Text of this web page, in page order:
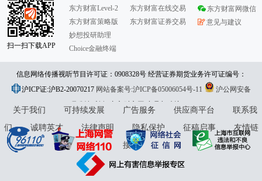
扫一扫下载APP
东方财富Level-2
东方财富策略版
妙想投研助理
Choice金融终端
东方财富在线交易
东方财富证券交易
东方财富网微信
意见与建议
信息网络传播视听节目许可证：0908328号 经营证券期货业务许可证编号：
913101046312860336 违法和不良信息举报:021-61278686 举报邮箱：
jubao@eastmoney.com
沪ICP证:沪B2-20070217 网站备案号:沪ICP备05006054号-11
沪公网安备
31010402000120号版权所有:东方财富网意见与建议:4000300059/952500
关于我们 可持续发展 广告服务 供应商平台
联系我
们
诚聘英才 法律声明 隐私保护 征稿启事
友情链
接